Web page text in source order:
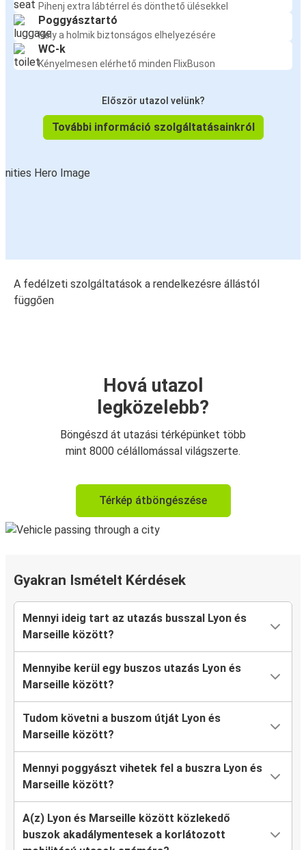
Pihenj extra lábtérrel és dönthető ülésekkel
Poggyásztartó
Hely a holmik biztonságos elhelyezésére
WC-k
Kényelmesen elérhető minden FlixBuson
Először utazol velünk?
További információ szolgáltatásainkról
A fedélzeti szolgáltatások a rendelkezésre állástól
függően
Hová utazol
legközelebb?
Böngészd át utazási térképünket több
mint 8000 célállomással világszerte.
Térkép átböngészése
Gyakran Ismételt Kérdések
Mennyi ideig tart az utazás busszal Lyon és
Marseille között?
Mennyibe kerül egy buszos utazás Lyon és
Marseille között?
Tudom követni a buszom útját Lyon és
Marseille között?
Mennyi poggyászt vihetek fel a buszra Lyon és
Marseille között?
A(z) Lyon és Marseille között közlekedő
buszok akadálymentesek a korlátozott